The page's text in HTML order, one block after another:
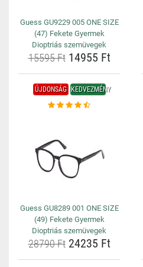
Guess GU9229 005 ONE SIZE
(47) Fekete Gyermek
Dioptriás szemüvegek
15595 Ft14955 Ft
ÚJDONSÁG KEDVEZMÉNY
Guess GU8289 001 ONE SIZE
(49) Fekete Gyermek
Dioptriás szemüvegek
28790 Ft24235 Ft